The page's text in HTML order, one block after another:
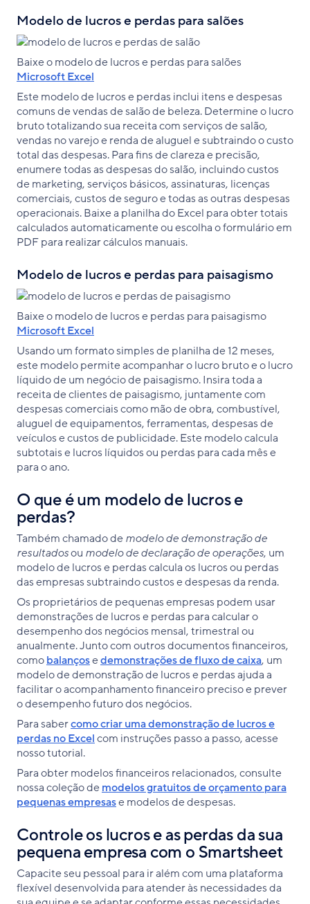
Modelo de lucros e perdas para salões
Baixe o modelo de lucros e perdas para salões
Microsoft Excel
Este modelo de lucros e perdas inclui itens e despesas
comuns de vendas de salão de beleza. Determine o lucro
bruto totalizando sua receita com serviços de salão,
vendas no varejo e renda de aluguel e subtraindo o custo
total das despesas. Para fins de clareza e precisão,
enumere todas as despesas do salão, incluindo custos
de marketing, serviços básicos, assinaturas, licenças
comerciais, custos de seguro e todas as outras despesas
operacionais. Baixe a planilha do Excel para obter totais
calculados automaticamente ou escolha o formulário em
PDF para realizar cálculos manuais.
Modelo de lucros e perdas para paisagismo
Baixe o modelo de lucros e perdas para paisagismo
Microsoft Excel
Usando um formato simples de planilha de 12 meses,
este modelo permite acompanhar o lucro bruto e o lucro
líquido de um negócio de paisagismo. Insira toda a
receita de clientes de paisagismo, juntamente com
despesas comerciais como mão de obra, combustível,
aluguel de equipamentos, ferramentas, despesas de
veículos e custos de publicidade. Este modelo calcula
subtotais e lucros líquidos ou perdas para cada mês e
para o ano.
O que é um modelo de lucros e
perdas?
Também chamado demodelo de demonstração de
resultadosou modelo de declaração de operações, um
modelo de lucros e perdas calcula os lucros ou perdas
das empresas subtraindo custos e despesas da renda.
Os proprietários de pequenas empresas podem usar
demonstrações de lucros e perdas para calcular o
desempenho dos negócios mensal, trimestral ou
anualmente. Junto com outros documentos financeiros,
comobalançosedemonstrações de fluxo de caixa, um
modelo de demonstração de lucros e perdas ajuda a
facilitar o acompanhamento financeiro preciso e prever
o desempenho futuro dos negócios.
Para sabercomo criar uma demonstração de lucros e
perdas no Excelcom instruções passo a passo, acesse
nosso tutorial.
Para obter modelos financeiros relacionados, consulte
nossa coleção demodelos gratuitos de orçamento para
pequenas empresase modelos de despesas.
Controle os lucros e as perdas da sua
pequena empresa com o Smartsheet
Capacite seu pessoal para ir além com uma plataforma
flexível desenvolvida para atender às necessidades da